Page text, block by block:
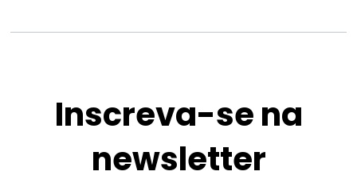
Inscreva-se na
newsletter